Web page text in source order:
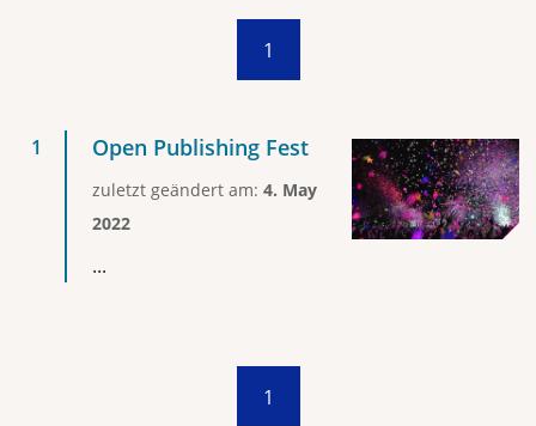
1
Open Publishing Fest
zuletzt geändert am: 4. May
2022
...
1